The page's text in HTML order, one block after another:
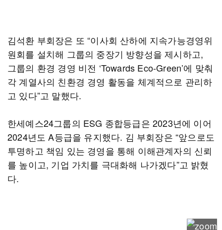
김석환 부회장은 또 “이사회 산하에 지속가능경영위
원회를 설치해 그룹의 중장기 방향성을 제시하고,
그룹의 환경 경영 비전 ‘Towards Eco-Green’에 맞춰
각 계열사의 친환경 경영 활동을 체계적으로 관리하
고 있다”고 말했다.
한세예스24그룹의 ESG 종합등급은 2023년에 이어
2024년도 A등급을 유지했다. 김 부회장은 “앞으로도
투명하고 책임 있는 경영을 통해 이해관계자의 신뢰
를 높이고, 기업 가치를 극대화해 나가겠다”고 밝혔
다.